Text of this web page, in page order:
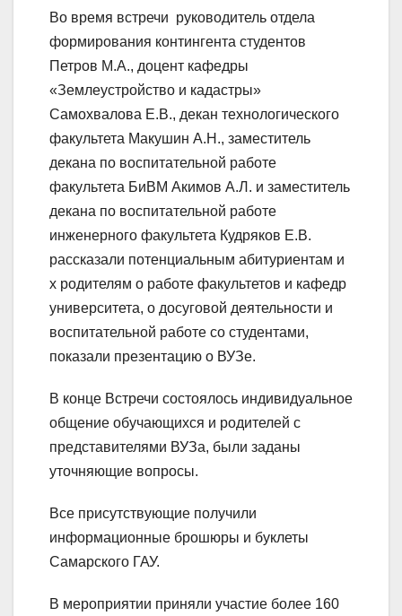
Во время встречи руководитель отдела
формирования контингента студентов
Петров М.А., доцент кафедры
«Землеустройство и кадастры»
Самохвалова Е.В., декан технологического
факультета Макушин А.Н., заместитель
декана по воспитательной работе
факультета БиВМ Акимов А.Л. и заместитель
декана по воспитательной работе
инженерного факультета Кудряков Е.В.
рассказали потенциальным абитуриентам и
х родителям о работе факультетов и кафедр
университета, о досуговой деятельности и
воспитательной работе со студентами,
показали презентацию о ВУЗе.
В конце Встречи состоялось индивидуальное
общение обучающихся и родителей с
представителями ВУЗа, были заданы
уточняющие вопросы.
Все присутствующие получили
информационные брошюры и буклеты
Самарского ГАУ.
В мероприятии приняли участие более 160